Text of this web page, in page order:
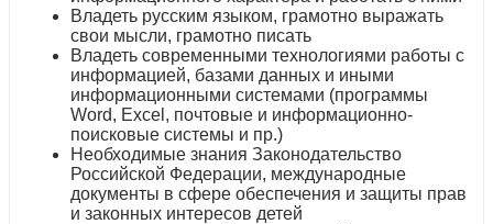
Владеть русским языком, грамотно выражать
свои мысли, грамотно писать
Владеть современными технологиями работы с
информацией, базами данных и иными
информационными системами (программы
Word, Excel, почтовые и информационно-
поисковые системы и пр.)
Необходимые знания Законодательство
Российской Федерации, международные
документы в сфере обеспечения и защиты прав
и законных интересов детей